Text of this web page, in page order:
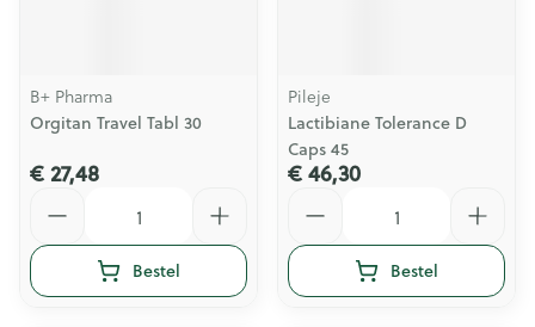
B+ Pharma
Orgitan Travel Tabl 30
€ 27,48
Bestel
Pileje
Lactibiane Tolerance D
Caps 45
€ 46,30
Bestel